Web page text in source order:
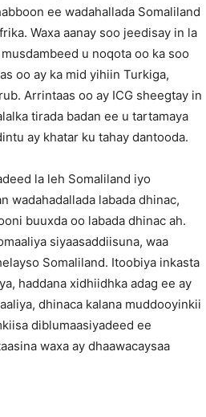
ee wadahallada Somaliland
Waxa aanay soo jeedisay in la
u noqota oo ka soo
oo ay ka mid yihiin Turkiga,
Arrintaas oo ay ICG sheegtay in
tirada badan ee u tartamaya
ay khatar ku tahay dantooda.
la leh Somaliland iyo
wadahadallada labada dhinac,
buuxda oo labada dhinac ah.
siyaasaddiisuna, waa
Somaliland. Itoobiya inkasta
haddana xidhiidhka adag ee ay
dhinaca kalana muddooyinkii
diblumaasiyadeed ee
waxa ay dhaawacaysaa